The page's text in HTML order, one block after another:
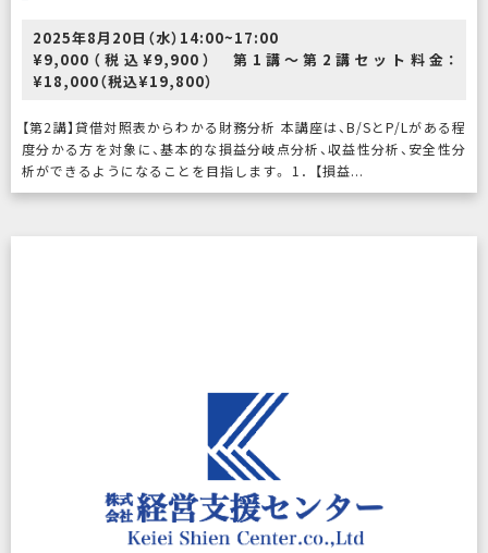
2025年8月20日（水）14:00~17:00
¥9,000（税込¥9,900） 第1講～第2講セット料金：
¥18,000（税込¥19,800）
【第2講】貸借対照表からわかる財務分析 本講座は、B/SとP/Lがある程
度分かる方を対象に、基本的な損益分岐点分析、収益性分析、安全性分
析ができるようになることを目指します。 1．【損益...